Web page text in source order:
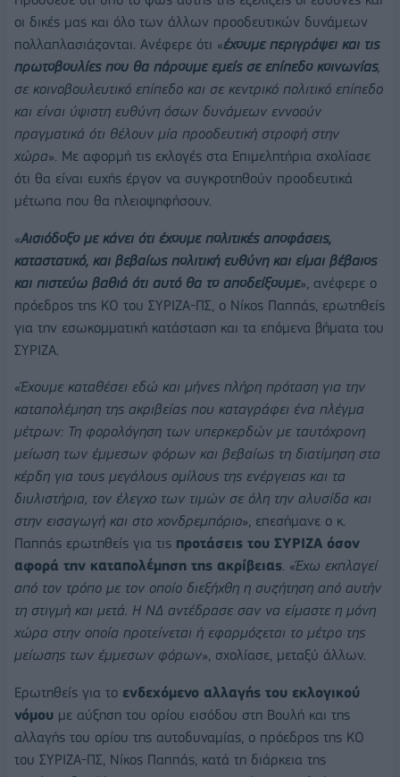
οι δικές μας και όλο των άλλων προοδευτικών δυνάμεων
πολλαπλασιάζονται. Ανέφερε ότι «έχουμε περιγράψει και τις
πρωτοβουλίες που θα πάρουμε εμείς σε επίπεδο κοινωνίας,
σε κοινοβουλευτικό επίπεδο και σε κεντρικό πολιτικό επίπεδο
και είναι ύψιστη ευθύνη όσων δυνάμεων εννοούν
πραγματικά ότι θέλουν μία προοδευτική στροφή στην
χώρα». Με αφορμή τις εκλογές στα Επιμελητήρια σχολίασε
ότι θα είναι ευχής έργον να συγκροτηθούν προοδευτικά
μέτωπα που θα πλειοψηφήσουν.
«Αισιόδοξο με κάνει ότι έχουμε πολιτικές αποφάσεις,
καταστατικό, και βεβαίως πολιτική ευθύνη και είμαι βέβαιος
και πιστεύω βαθιά ότι αυτό θα το αποδείξουμε», ανέφερε ο
πρόεδρος της ΚΟ του ΣΥΡΙΖΑ-ΠΣ, ο Νίκος Παππάς, ερωτηθείς
για την εσωκομματική κατάσταση και τα επόμενα βήματα του
ΣΥΡΙΖΑ.
«Έχουμε καταθέσει εδώ και μήνες πλήρη πρόταση για την
καταπολέμηση της ακριβείας που καταγράφει ένα πλέγμα
μέτρων: Τη φορολόγηση των υπερκερδών με ταυτόχρονη
μείωση των έμμεσων φόρων και βεβαίως τη διατίμηση στα
κέρδη για τους μεγάλους ομίλους της ενέργειας και τα
διυλιστήρια, τον έλεγχο των τιμών σε όλη την αλυσίδα και
στην εισαγωγή και στο χονδρεμπόριο», επεσήμανε ο κ.
Παππάς ερωτηθείς για τις προτάσεις του ΣΥΡΙΖΑ όσον
αφορά την καταπολέμηση της ακρίβειας. «Έχω εκπλαγεί
από τον τρόπο με τον οποίο διεξήχθη η συζήτηση από αυτήν
τη στιγμή και μετά. Η ΝΔ αντέδρασε σαν να είμαστε η μόνη
χώρα στην οποία προτείνεται ή εφαρμόζεται το μέτρο της
μείωσης των έμμεσων φόρων», σχολίασε, μεταξύ άλλων.
Ερωτηθείς για το ενδεχόμενο αλλαγής του εκλογικού
νόμου με αύξηση του ορίου εισόδου στη Βουλή και της
αλλαγής του ορίου της αυτοδυναμίας, ο πρόεδρος της ΚΟ
του ΣΥΡΙΖΑ-ΠΣ, Νίκος Παππάς, κατά τη διάρκεια της